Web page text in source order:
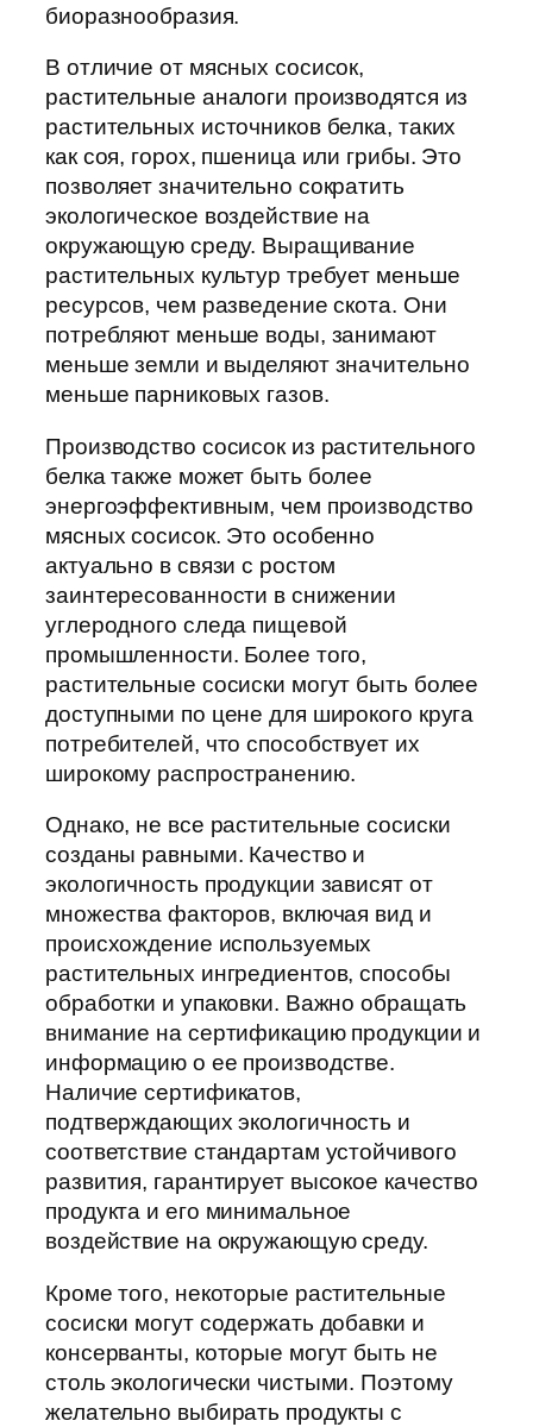
биоразнообразия.
В отличие от мясных сосисок,
растительные аналоги производятся из
растительных источников белка, таких
как соя, горох, пшеница или грибы. Это
позволяет значительно сократить
экологическое воздействие на
окружающую среду. Выращивание
растительных культур требует меньше
ресурсов, чем разведение скота. Они
потребляют меньше воды, занимают
меньше земли и выделяют значительно
меньше парниковых газов.
Производство сосисок из растительного
белка также может быть более
энергоэффективным, чем производство
мясных сосисок. Это особенно
актуально в связи с ростом
заинтересованности в снижении
углеродного следа пищевой
промышленности. Более того,
растительные сосиски могут быть более
доступными по цене для широкого круга
потребителей, что способствует их
широкому распространению.
Однако, не все растительные сосиски
созданы равными. Качество и
экологичность продукции зависят от
множества факторов, включая вид и
происхождение используемых
растительных ингредиентов, способы
обработки и упаковки. Важно обращать
внимание на сертификацию продукции и
информацию о ее производстве.
Наличие сертификатов,
подтверждающих экологичность и
соответствие стандартам устойчивого
развития, гарантирует высокое качество
продукта и его минимальное
воздействие на окружающую среду.
Кроме того, некоторые растительные
сосиски могут содержать добавки и
консерванты, которые могут быть не
столь экологически чистыми. Поэтому
желательно выбирать продукты с